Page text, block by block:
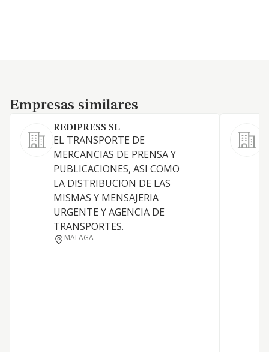
Empresas similares
Empresas similares
REDIPRESS SL
EL TRANSPORTE DE
MERCANCIAS DE PRENSA Y
PUBLICACIONES, ASI COMO
LA DISTRIBUCION DE LAS
MISMAS Y MENSAJERIA
URGENTE Y AGENCIA DE
TRANSPORTES.
MALAGA